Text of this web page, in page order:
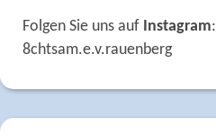
Folgen Sie uns auf Instagram:
8chtsam.e.v.rauenberg